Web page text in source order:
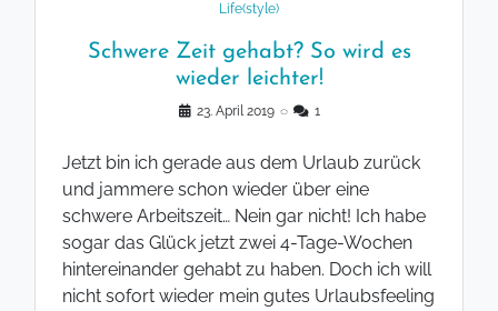
Life(style)
Schwere Zeit gehabt? So wird es
wieder leichter!
23. April 2019 ◌ 1
Jetzt bin ich gerade aus dem Urlaub zurück
und jammere schon wieder über eine
schwere Arbeitszeit… Nein gar nicht! Ich habe
sogar das Glück jetzt zwei 4-Tage-Wochen
hintereinander gehabt zu haben. Doch ich will
nicht sofort wieder mein gutes Urlaubsfeeling